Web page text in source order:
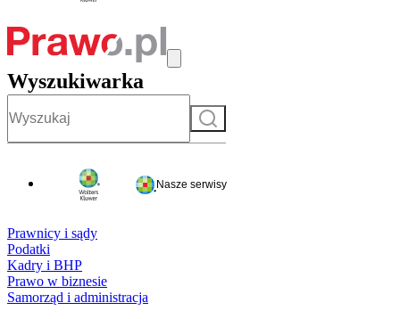
Wyszukiwarka
Szukaj
Nasze serwisy
Prawnicy i sądy
Podatki
Kadry i BHP
Prawo w biznesie
Samorząd i administracja